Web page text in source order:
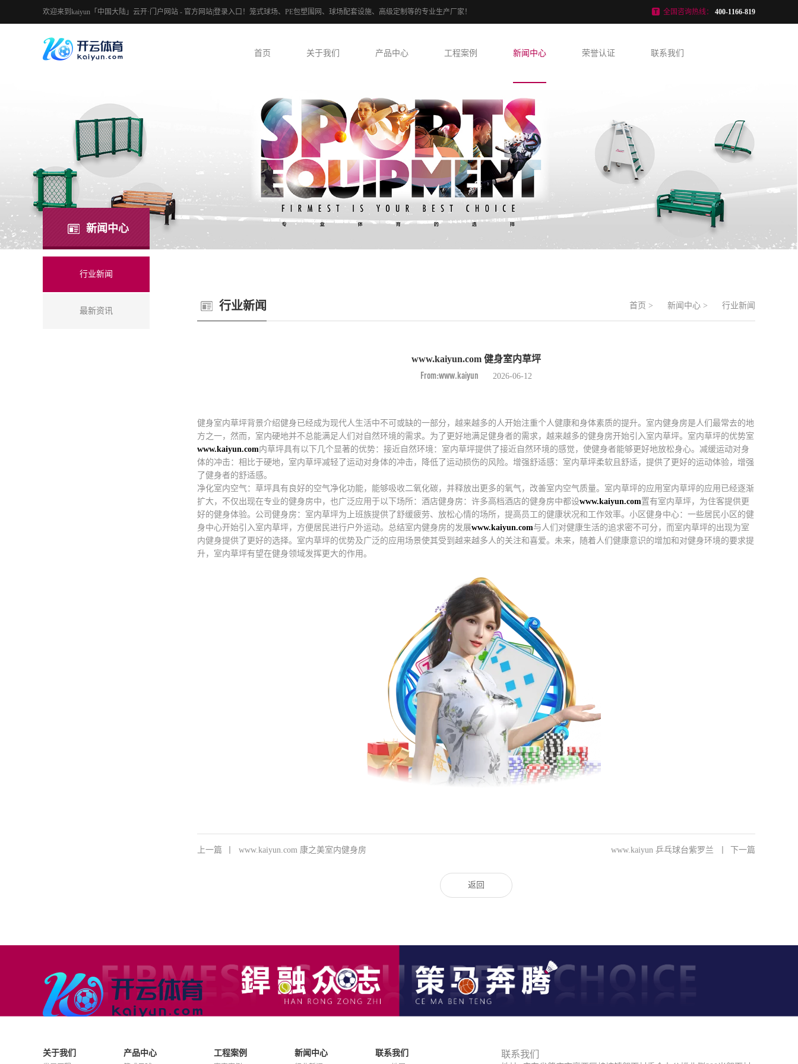
欢迎来到kaiyun「中国大陆」云开·门户网站 - 官方网站|登录入口！笼式球场、PE包塑围网、球场配套设施、高级定制等的专业生产厂家！ 全国咨询热线： 400-1166-819
首页 关于我们 产品中心 工程案例 新闻中心 荣誉认证 联系我们
新闻中心
行业新闻
最新资讯 行业新闻 首页 > 新闻中心 > 行业新闻
www.kaiyun.com 健身室内草坪
From:www.kaiyun 2026-06-12
健身室内草坪背景介绍健身已经成为现代人生活中不可或缺的一部分，越来越多的人开始注重个人健康和身体素质的提升。室内健身房是人们最常去的地
方之一，然而，室内硬地并不总能满足人们对自然环境的需求。为了更好地满足健身者的需求，越来越多的健身房开始引入室内草坪。室内草坪的优势室
www.kaiyun.com内草坪具有以下几个显著的优势：接近自然环境：室内草坪提供了接近自然环境的感觉，使健身者能够更好地放松身心。减缓运动对身
体的冲击：相比于硬地，室内草坪减轻了运动对身体的冲击，降低了运动损伤的风险。增强舒适感：室内草坪柔软且舒适，提供了更好的运动体验，增强
了健身者的舒适感。
净化室内空气：草坪具有良好的空气净化功能，能够吸收二氧化碳，并释放出更多的氧气，改善室内空气质量。室内草坪的应用室内草坪的应用已经逐渐
扩大，不仅出现在专业的健身房中，也广泛应用于以下场所：酒店健身房：许多高档酒店的健身房中都设www.kaiyun.com置有室内草坪，为住客提供更
好的健身体验。公司健身房：室内草坪为上班族提供了舒缓疲劳、放松心情的场所，提高员工的健康状况和工作效率。小区健身中心：一些居民小区的健
身中心开始引入室内草坪，方便居民进行户外运动。总结室内健身房的发展www.kaiyun.com与人们对健康生活的追求密不可分，而室内草坪的出现为室
内健身提供了更好的选择。室内草坪的优势及广泛的应用场景使其受到越来越多人的关注和喜爱。未来，随着人们健康意识的增加和对健身环境的要求提
升，室内草坪有望在健身领域发挥更大的作用。
上一篇 www.kaiyun.com 康之美室内健身房 下一篇
www.kaiyun 乒乓球台紫罗兰
返回
关于我们 产品中心 工程案例 新闻中心 联系我们 联系我们